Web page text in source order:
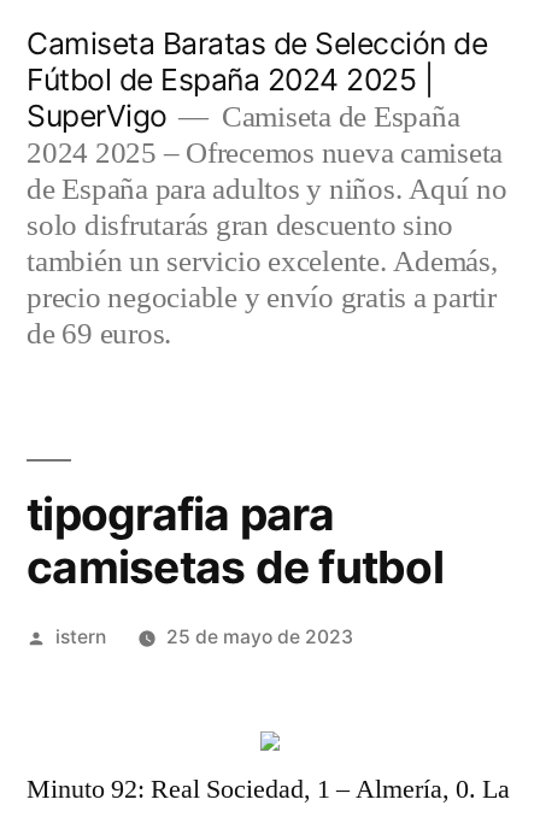
contenido
Camiseta Baratas de Selección de
Fútbol de España 2024 2025 |
SuperVigo
Camiseta de España
2024 2025 – Ofrecemos nueva camiseta
de España para adultos y niños. Aquí no
solo disfrutarás gran descuento sino
también un servicio excelente. Además,
precio negociable y envío gratis a partir
de 69 euros.
tipografia para
camisetas de futbol
Publicado
istern 25 de mayo de 2023
Minuto 92: Real Sociedad, 1 – Almería, 0. La